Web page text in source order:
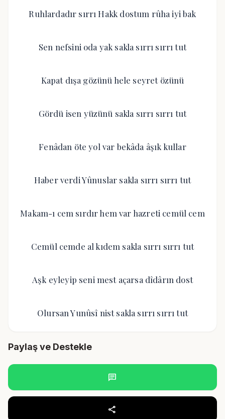
Ruhlardadır sırrı Hakk dostum rûha iyi bak
Sen nefsini oda yak sakla sırrı sırrı tut
Kapat dışa gözünü hele seyret özünü
Gördü isen yüzünü sakla sırrı sırrı tut
Fenâdan öte yol var bekâda âşık kullar
Haber verdi Yûnuslar sakla sırrı sırrı tut
Makam-ı cem sırdır hem var hazreti cemül cem
Cemül cemde al kıdem sakla sırrı sırrı tut
Aşk eyleyip seni mest açarsa dîdârın dost
Olursan Yunûsî nist sakla sırrı sırrı tut
Paylaş ve Destekle
chat
share